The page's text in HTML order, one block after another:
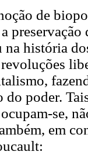
de
história
poder.
se,
em